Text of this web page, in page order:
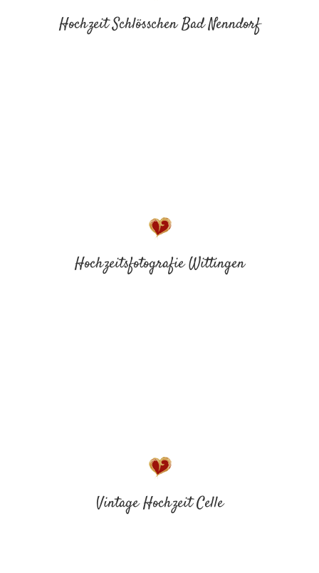
Hochzeit Schlösschen Bad Nenndorf
Hochzeitsfotografie Wittingen
Vintage Hochzeit Celle